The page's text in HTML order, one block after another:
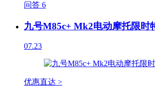
问答 6
九号M85c+ Mk2电动摩托限时
07.23
优惠直达 >